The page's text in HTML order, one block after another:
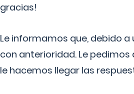
gracias!
Le informamos que, debido
con anterioridad. Le
le hacemos llegar las